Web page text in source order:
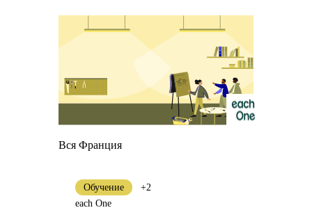
Вся Франция
Обучение
+2
each One